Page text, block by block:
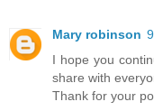
Mary robinson
I hope you
share with
Thank for your